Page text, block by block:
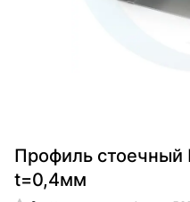
Профиль
t=0,4мм